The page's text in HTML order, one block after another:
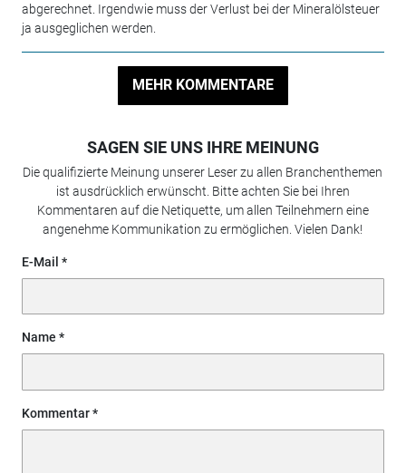
abgerechnet. Irgendwie muss der Verlust bei der Mineralölsteuer
ja ausgeglichen werden.
MEHR KOMMENTARE
SAGEN SIE UNS IHRE MEINUNG
Die qualifizierte Meinung unserer Leser zu allen Branchenthemen
ist ausdrücklich erwünscht. Bitte achten Sie bei Ihren
Kommentaren auf die Netiquette, um allen Teilnehmern eine
angenehme Kommunikation zu ermöglichen. Vielen Dank!
E-Mail
Name
Kommentar